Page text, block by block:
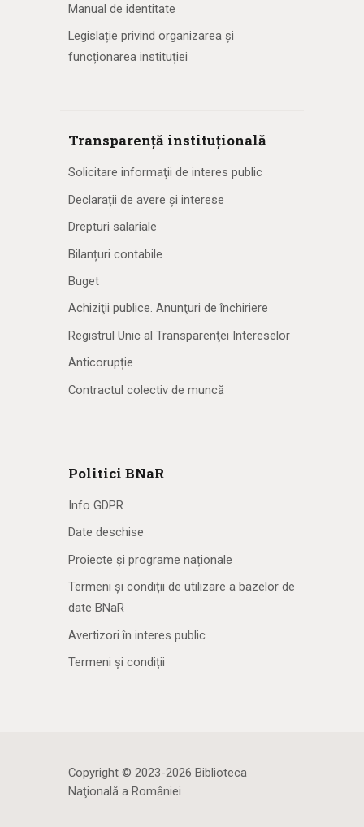
Manual de identitate
Legislație privind organizarea și
funcționarea instituției
Transparență instituțională
Solicitare informaţii de interes public
Declarații de avere și interese
Drepturi salariale
Bilanțuri contabile
Buget
Achiziţii publice. Anunţuri de închiriere
Registrul Unic al Transparenţei Intereselor
Anticorupție
Contractul colectiv de muncă
Politici BNaR
Info GDPR
Date deschise
Proiecte și programe naționale
Termeni și condiții de utilizare a bazelor de
date BNaR
Avertizori în interes public
Termeni și condiții
Copyright © 2023-2026 Biblioteca
Naţională a României